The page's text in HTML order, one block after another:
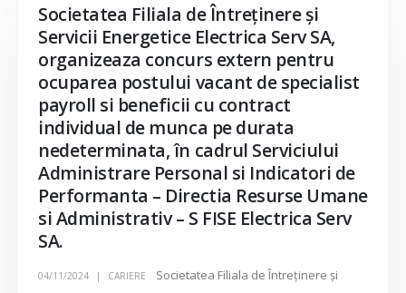
Societatea Filiala de Întreţinere şi
Servicii Energetice Electrica Serv SA,
organizeaza concurs extern pentru
ocuparea postului vacant de specialist
payroll si beneficii cu contract
individual de munca pe durata
nedeterminata, în cadrul Serviciului
Administrare Personal si Indicatori de
Performanta – Directia Resurse Umane
si Administrativ – S FISE Electrica Serv
SA.
04/11/2024 CARIERE
Societatea Filiala de Întreţinere şi